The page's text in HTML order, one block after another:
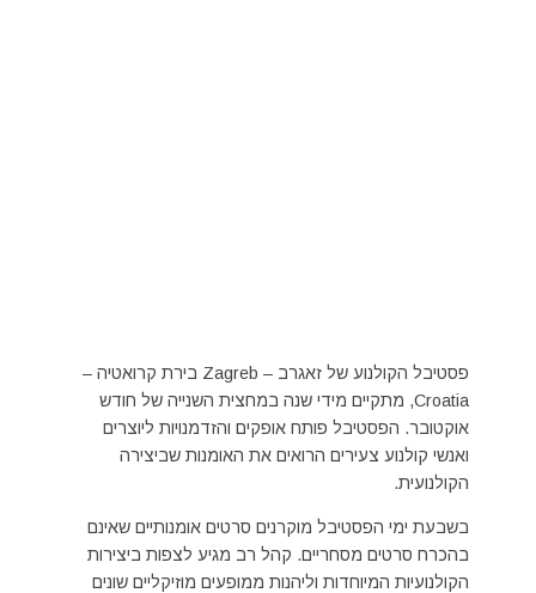
פסטיבל הקולנוע של זאגרב – Zagreb בירת קרואטיה –
Croatia, מתקיים מידי שנה במחצית השנייה של חודש
אוקטובר. הפסטיבל פותח אופקים והזדמנויות ליוצרים
ואנשי קולנוע צעירים הרואים את האומנות שביצירה
הקולנועית.
בשבעת ימי הפסטיבל מוקרנים סרטים אומנותיים שאינם
בהכרח סרטים מסחריים. קהל רב מגיע לצפות ביצירות
הקולנועיות המיוחדות וליהנות ממופעים מוזיקליים שונים